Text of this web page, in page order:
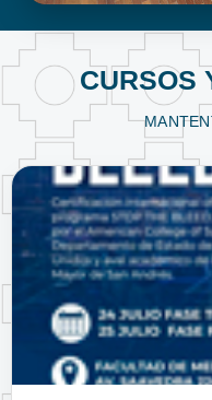
FISIOTERAPIA
CURSOS